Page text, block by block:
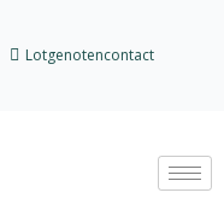
Lotgenotencontact